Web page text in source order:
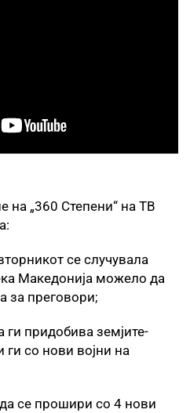
на „360 Степени“ на ТВ
се случувала
Македонија можело да
за преговори;
ги придобива земјите-
ги со нови војни на
се прошири со 4 нови